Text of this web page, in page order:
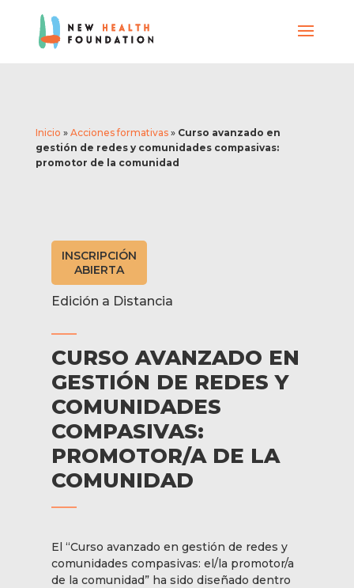
Inicio » Acciones formativas» Curso avanzado en
gestión de redes y comunidades compasivas:
promotor de la comunidad
INSCRIPCIÓN
ABIERTA
Edición a Distancia
CURSO AVANZADO EN
GESTIÓN DE REDES Y
COMUNIDADES
COMPASIVAS:
PROMOTOR/A DE LA
COMUNIDAD
El “Curso avanzado en gestión de redes y
comunidades compasivas: el/la promotor/a
de la comunidad” ha sido diseñado dentro